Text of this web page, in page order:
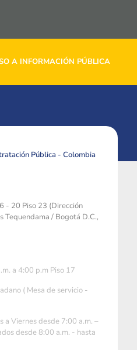
A INFORMACIÓN PÚBLICA
Pública - Colombia
- 20 Piso 23 (Dirección
Tequendama / Bogotá D.C.,
a 4:00 p.m Piso 17
( Mesa de servicio -
a Viernes desde 7:00 a.m. –
desde 8:00 a.m. - hasta